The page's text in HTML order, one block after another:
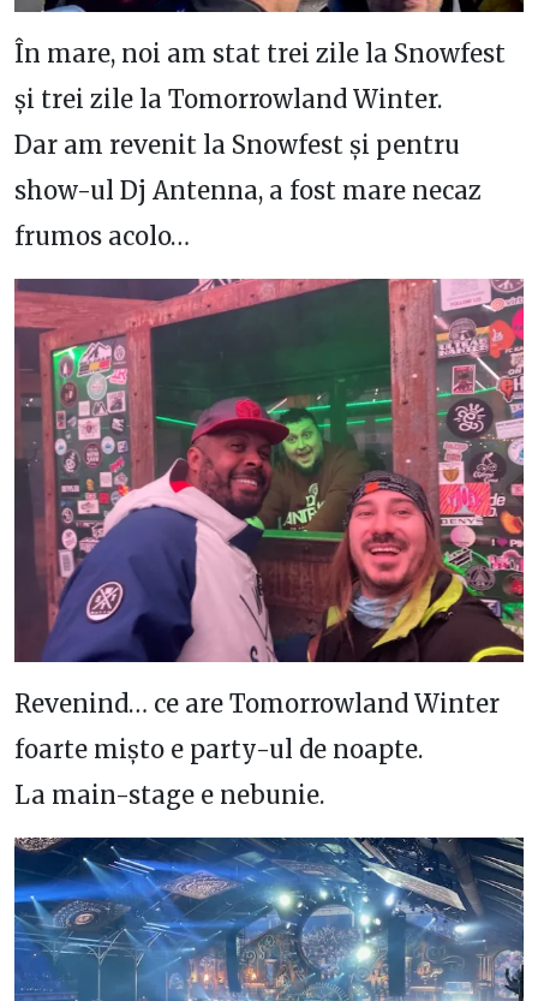
În mare, noi am stat trei zile la Snowfest
și trei zile la Tomorrowland Winter.
Dar am revenit la Snowfest și pentru
show-ul Dj Antenna, a fost mare necaz
frumos acolo…
Revenind… ce are Tomorrowland Winter
foarte mișto e party-ul de noapte.
La main-stage e nebunie.